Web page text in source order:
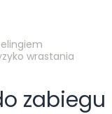
wrastania
zabiegu